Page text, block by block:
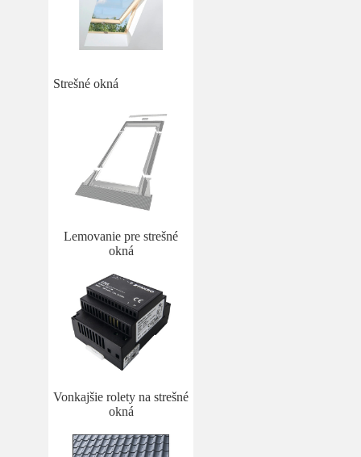
Strešné okná
Lemovanie pre strešné
okná
Vonkajšie rolety na strešné
okná